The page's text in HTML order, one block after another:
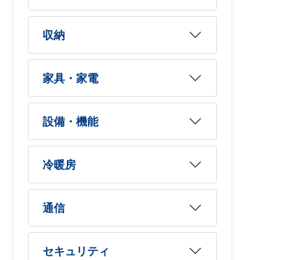
収納
家具・家電
設備・機能
冷暖房
通信
セキュリティ